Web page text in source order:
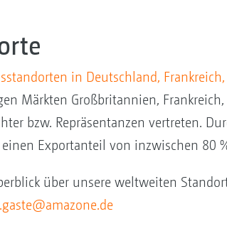
in Deutschland,
Märkten Großbritannien,
bzw. Repräsentanzen vertreten.
Exportanteil von inzwischen 80
über unsere weltweiten